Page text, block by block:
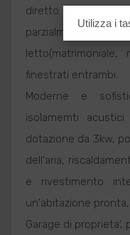
diretto accesso
parzialmente
finestrati entrambi.
Moderne e
isolamemti
dotazione da 3kw,
dell'aria,
e rivestimento
un'abitazione
Garage di proprieta',
Utilizza i